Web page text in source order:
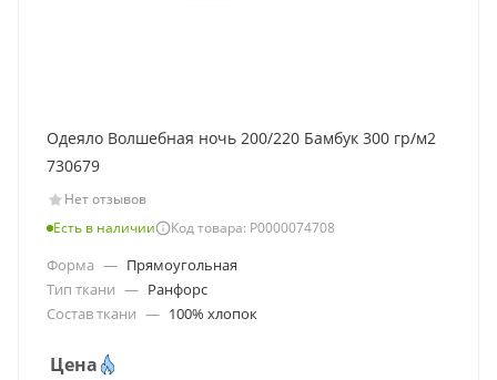
Одеяло Волшебная ночь 200/220 Бамбук 300 гр/м2
730679
Нет отзывов
Есть в наличии
Код товара: Р0000074708
Форма — Прямоугольная
Тип ткани — Ранфорс
Состав ткани — 100% хлопок
Цена